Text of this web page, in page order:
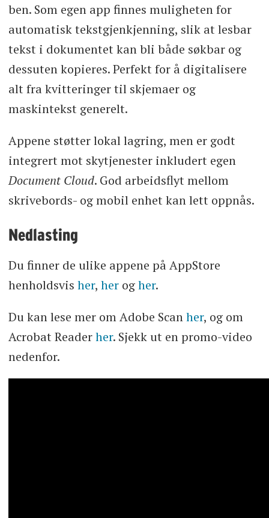
ben. Som egen app finnes muligheten for
automatisk tekstgjenkjenning, slik at lesbar
tekst i dokumentet kan bli både søkbar og
dessuten kopieres. Perfekt for å digitalisere
alt fra kvitteringer til skjemaer og
maskintekst generelt.
Appene støtter lokal lagring, men er godt
integrert mot skytjenester inkludert egen
Document Cloud. God arbeidsflyt mellom
skrivebords- og mobil enhet kan lett oppnås.
Nedlasting
Du finner de ulike appene på AppStore
henholdsvis her, herogher.
Du kan lese mer om Adobe Scanher, og om
Acrobat Readerher. Sjekk ut en promo-video
nedenfor.